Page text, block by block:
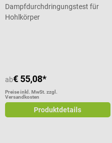
Dampfdurchdringungstest für
Hohlkörper
ab€ 55,08*
Preise inkl. MwSt. zzgl.
Versandkosten
Produktdetails